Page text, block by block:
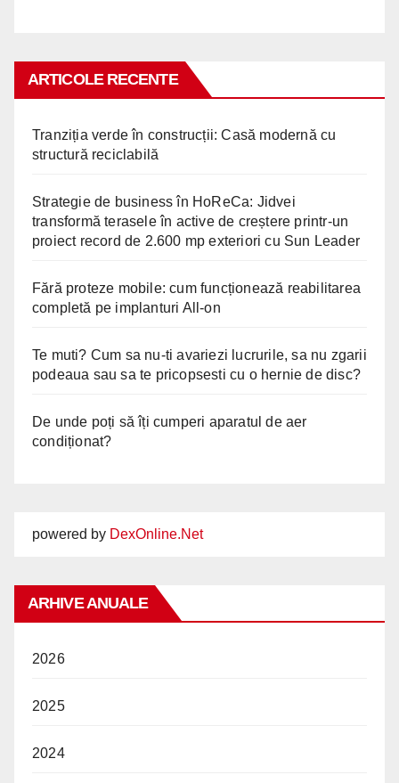
ARTICOLE RECENTE
Tranziția verde în construcții: Casă modernă cu
structură reciclabilă
Strategie de business în HoReCa: Jidvei
transformă terasele în active de creștere printr-un
proiect record de 2.600 mp exteriori cu Sun Leader
Fără proteze mobile: cum funcționează reabilitarea
completă pe implanturi All-on
Te muti? Cum sa nu-ti avariezi lucrurile, sa nu zgarii
podeaua sau sa te pricopsesti cu o hernie de disc?
De unde poți să îți cumperi aparatul de aer
condiționat?
powered by DexOnline.Net
ARHIVE ANUALE
2026
2025
2024